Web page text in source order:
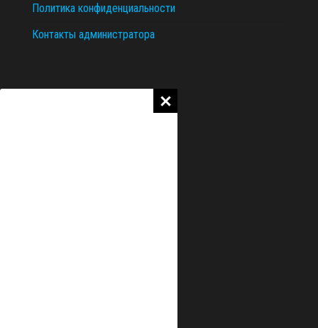
Политика конфиденциальности
Контакты администратора